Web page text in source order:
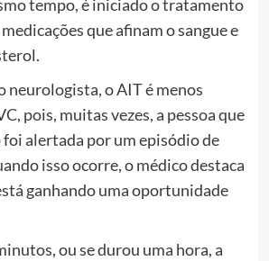
tempo, é iniciado o tratamento
que afinam o sangue e
neurologista, o AIT é menos
pois, muitas vezes, a pessoa que
foi alertada por um episódio de
isso ocorre, o médico destaca
ganhando uma oportunidade
ou se durou uma hora, a